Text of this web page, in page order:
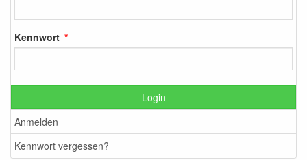
Kennwort
Login
Anmelden
Kennwort vergessen?